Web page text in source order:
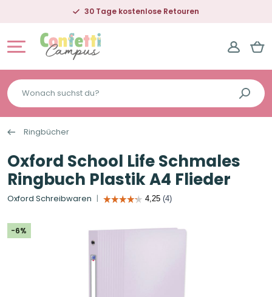
30 Tage kostenlose Retouren
Wonach
suchst
du?
Ringbücher
Oxford School Life Schmales
Ringbuch Plastik A4 Flieder
Oxford Schreibwaren
-6%